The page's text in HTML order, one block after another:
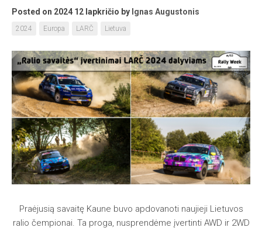
Posted on 2024 12 lapkričio by Ignas Augustonis
2024 Europa LARČ Lietuva
Praėjusią savaitę Kaune buvo apdovanoti naujieji Lietuvos
ralio čempionai. Ta proga, nusprendėme įvertinti AWD ir 2WD